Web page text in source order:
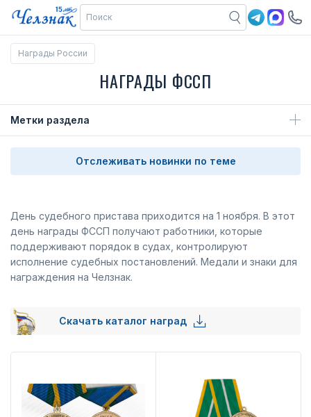
Награды России
НАГРАДЫ ФССП
Метки раздела
Отслеживать новинки по теме
День судебного пристава приходится на 1 ноября. В этот
день награды ФССП получают работники, которые
поддерживают порядок в судах, контролируют
исполнение судебных постановлений. Медали и знаки для
награждения на Челзнак.
Скачать каталог наград